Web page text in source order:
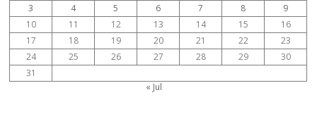
3
4 5 6 7 8
9
10
11 12 13 14 15
16
17
18 19 20 21 22
23
24
25 26 27 28 29
30
31
« Jul